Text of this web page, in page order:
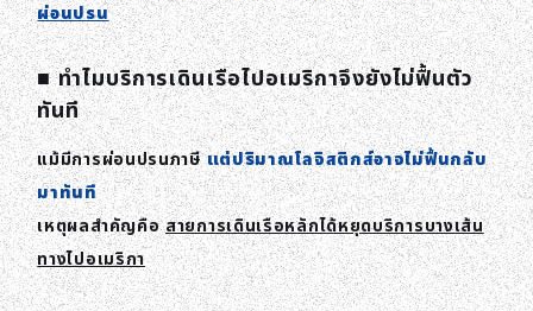
ผ่อนปรน
■ ทำไมบริการเดินเรือไปอเมริกาจึงยังไม่ฟื้นตัว
ทันที
แม้มีการผ่อนปรนภาษีแต่ปริมาณโลจิสติกส์อาจไม่ฟื้นกลับ
มาทันที
เหตุผลสำคัญคือสายการเดินเรือหลักได้หยุดบริการบางเส้น
ทางไปอเมริกา